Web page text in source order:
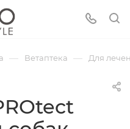
— Ветаптека — Для